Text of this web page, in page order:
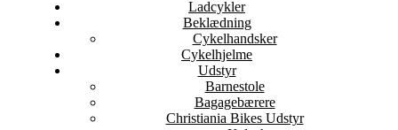
Ladcykler
Beklædning
Cykelhandsker
Cykelhjelme
Udstyr
Barnestole
Bagagebærere
Christiania Bikes Udstyr